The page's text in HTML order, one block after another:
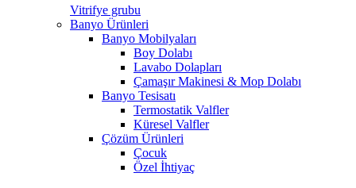
Vitrifye grubu
Banyo Ürünleri
Banyo Mobilyaları
Boy Dolabı
Lavabo Dolapları
Çamaşır Makinesi & Mop Dolabı
Banyo Tesisatı
Termostatik Valfler
Küresel Valfler
Çözüm Ürünleri
Çocuk
Özel İhtiyaç